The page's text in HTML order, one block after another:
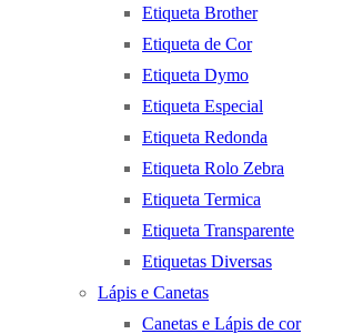
Etiqueta Brother
Etiqueta de Cor
Etiqueta Dymo
Etiqueta Especial
Etiqueta Redonda
Etiqueta Rolo Zebra
Etiqueta Termica
Etiqueta Transparente
Etiquetas Diversas
Lápis e Canetas
Canetas e Lápis de cor